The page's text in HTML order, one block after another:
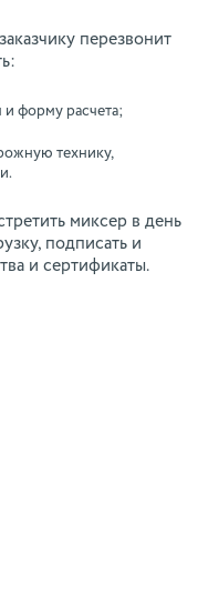
перезвонит
и форму расчета;
технику,
миксер в день
подписать и
и сертификаты.